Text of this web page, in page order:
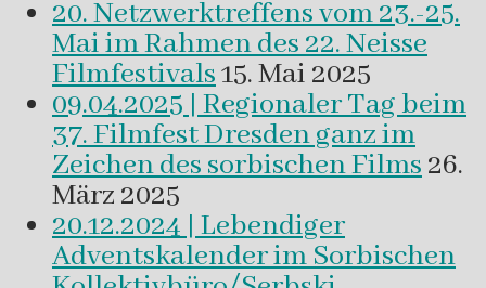
20. Netzwerktreffens vom 23.-25.
Mai im Rahmen des 22. Neisse
Filmfestivals15. Mai 2025
09.04.2025 | Regionaler Tag beim
37. Filmfest Dresden ganz im
Zeichen des sorbischen Films26.
März 2025
20.12.2024 | Lebendiger
Adventskalender im Sorbischen